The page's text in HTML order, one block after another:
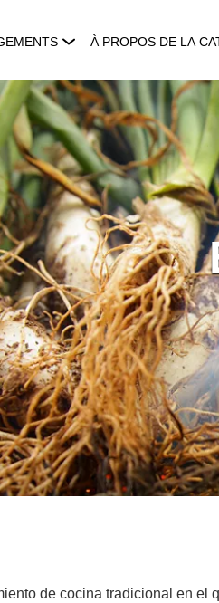
À PROPOS DE LA
de cocina tradicional en el